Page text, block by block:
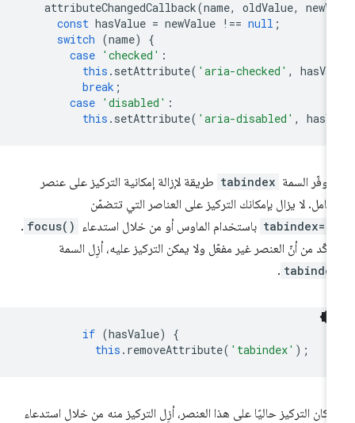
attributeChangedCallback(name, oldValue,
const hasValue = newValue !== null
switch (name
case 'checked'
this.setAttribute('aria-checked',
break
case 'disabled'
this.setAttribute('aria-disabled',
توفّر السمة tabindex طريقة لإزالة إمكانية التركيز على عنصر
لا يزال بإمكانك التركيز على العناصر التي تتضمّن
tabindex=- باستخدام الماوس أو من خلال استدعاء focus()
.
من أنّ العنصر غير مفعّل ولا يمكن التركيز عليه، أزِل السمة
.
if (hasValue
this.removeAttribute('tabindex'
كان التركيز حاليًا على هذا العنصر، أزِل التركيز منه من خلال استدعاء